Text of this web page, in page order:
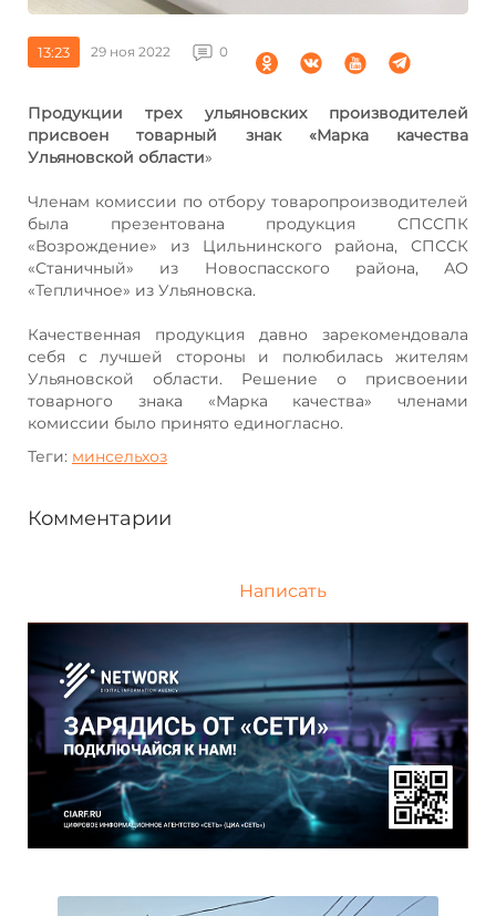
13:23 29 ноя 2022 0
Продукции трех ульяновских производителей
присвоен товарный знак «Марка качества
Ульяновской области»
Членам комиссии по отбору товаропроизводителей
была презентована продукция СПССПК
«Возрождение» из Цильнинского района, СПССК
«Станичный» из Новоспасского района, АО
«Тепличное» из Ульяновска.
Качественная продукция давно зарекомендовала
себя с лучшей стороны и полюбилась жителям
Ульяновской области. Решение о присвоении
товарного знака «Марка качества» членами
комиссии было принято единогласно.
Теги: минсельхоз
Комментарии
Написать